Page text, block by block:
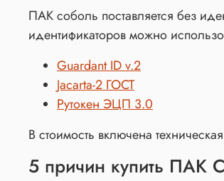
ПАК соболь поставляется без
идентификаторов можно
Guardant ID v.2
Jacarta-2 ГОСТ
Рутокен ЭЦП 3.0
В стоимость включена
5 причин купить ПАК